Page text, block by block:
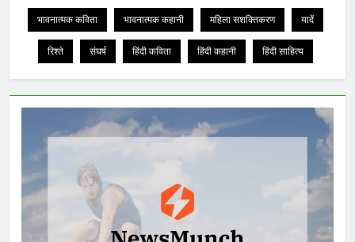
भावनात्मक कविता भावनात्मक कहानी महिला सशक्तिकरण यादें
रिश्ते संघर्ष हिंदी कविता हिंदी कहानी हिंदी साहित्य